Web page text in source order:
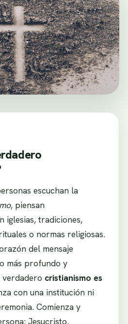
escuchan la
, piensan
iglesias, tradiciones,
o normas religiosas.
del mensaje
más profundo y
cristianismo es
con una institución ni
Comienza y
Jesucristo.